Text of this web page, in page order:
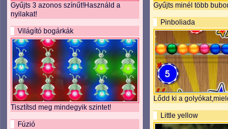
Gyűjts 3 azonos színűt!Használd a
nyilakat!
Világító bogárkák
Tisztítsd meg mindegyik szintet!
Fúzió
Gyűjts minél több
Pinboliada
Lődd ki a
Little yellow